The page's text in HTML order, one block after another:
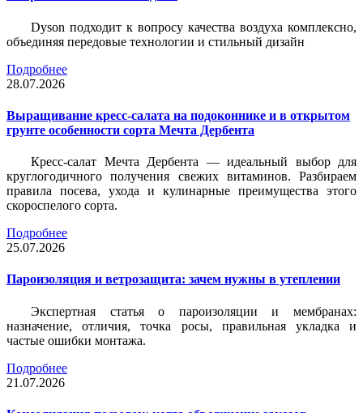
Dyson подходит к вопросу качества воздуха комплексно,
объединяя передовые технологии и стильный дизайн
Подробнее
28.07.2026
Выращивание кресс-салата на подоконнике и в открытом
грунте особенности сорта Мечта Дербента
Кресс-салат Мечта Дербента — идеальный выбор для
круглогодичного получения свежих витаминов. Разбираем
правила посева, ухода и кулинарные преимущества этого
скороспелого сорта.
Подробнее
25.07.2026
Пароизоляция и ветрозащита: зачем нужны в утеплении
Экспертная статья о пароизоляции и мембранах:
назначение, отличия, точка росы, правильная укладка и
частые ошибки монтажа.
Подробнее
21.07.2026